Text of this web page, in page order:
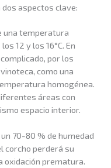
aspectos clave:
una temperatura
12 y los 16°C. En
por los
como una
homogénea.
áreas con
espacio interior.
70-80 % de humedad
corcho perderá su
oxidación prematura.